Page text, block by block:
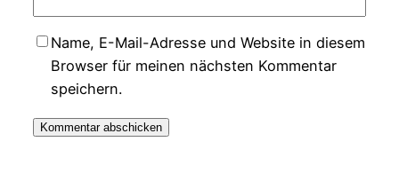
Name, E-Mail-Adresse und Website in diesem
Browser für meinen nächsten Kommentar
speichern.